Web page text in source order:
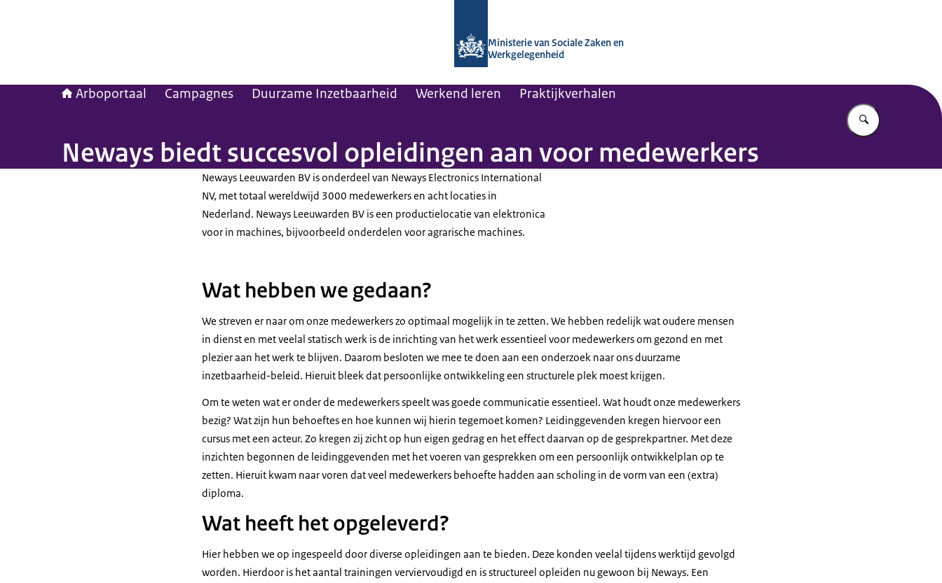
Ministerie van Sociale Zaken en
Werkgelegenheid
Arboportaal Campagnes Duurzame Inzetbaarheid Werkend leren Praktijkverhalen
Vul in wat u
Neways biedt succesvol opleidingen aan voor medewerkers
Neways Leeuwarden BV is onderdeel van Neways Electronics International
NV, met totaal wereldwijd 3000 medewerkers en acht locaties in
Nederland. Neways Leeuwarden BV is een productielocatie van elektronica
voor in machines, bijvoorbeeld onderdelen voor agrarische machines.
Wat hebben we gedaan?
We streven er naar om onze medewerkers zo optimaal mogelijk in te zetten. We hebben redelijk wat oudere mensen
in dienst en met veelal statisch werk is de inrichting van het werk essentieel voor medewerkers om gezond en met
plezier aan het werk te blijven. Daarom besloten we mee te doen aan een onderzoek naar ons duurzame
inzetbaarheid-beleid. Hieruit bleek dat persoonlijke ontwikkeling een structurele plek moest krijgen.
Om te weten wat er onder de medewerkers speelt was goede communicatie essentieel. Wat houdt onze medewerkers
bezig? Wat zijn hun behoeftes en hoe kunnen wij hierin tegemoet komen? Leidinggevenden kregen hiervoor een
cursus met een acteur. Zo kregen zij zicht op hun eigen gedrag en het effect daarvan op de gesprekpartner. Met deze
inzichten begonnen de leidinggevenden met het voeren van gesprekken om een persoonlijk ontwikkelplan op te
zetten. Hieruit kwam naar voren dat veel medewerkers behoefte hadden aan scholing in de vorm van een (extra)
diploma.
Wat heeft het opgeleverd?
Hier hebben we op ingespeeld door diverse opleidingen aan te bieden. Deze konden veelal tijdens werktijd gevolgd
worden. Hierdoor is het aantal trainingen verviervoudigd en is structureel opleiden nu gewoon bij Neways. Een